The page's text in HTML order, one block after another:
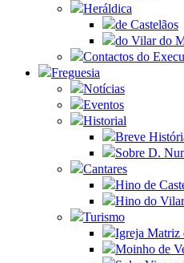
Heráldica
de Castelãos
do Vilar do
Contactos do
Freguesia
Notícias
Eventos
Historial
Breve
Sobre D.
Cantares
Hino de
Hino do
Turismo
Igreja Matriz
Moinho de